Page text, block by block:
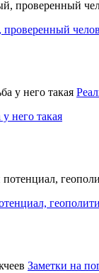
него такая
Заметки на